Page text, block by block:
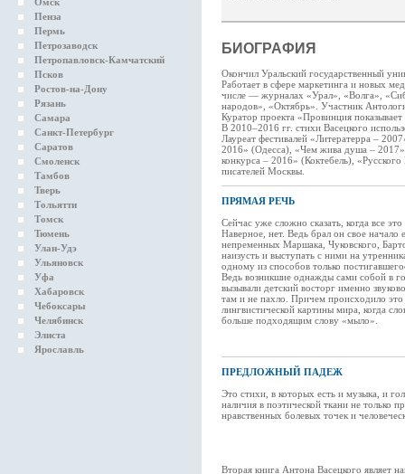
Пенза
Пермь
Петрозаводск
Петропавловск-Камчатский
Псков
Ростов-на-Дону
Рязань
Самара
Санкт-Петербург
Саратов
Смоленск
Тамбов
Тверь
Тольятти
Томск
Тюмень
Улан-Удэ
Ульяновск
Уфа
Хабаровск
Чебоксары
Челябинск
Элиста
Ярославль
БИОГРАФИЯ
Окончил Уральский государственный
Работает в сфере маркетинга и новых
числе — журналах «Урал», «Волга»,
народов», «Октябрь». Участник
Куратор проекта «Провинция
В 2010–2016 гг. стихи Васецкого
Лауреат фестивалей «Литератерра –
2016» (Одесса), «Чем жива душа –
конкурса – 2016» (Коктебель),
писателей Москвы.
ПРЯМАЯ РЕЧЬ
Сейчас уже сложно сказать, когда все
Наверное, нет. Ведь брал он свое начало
непременных Маршака, Чуковского,
наизусть и выступать с ними на
одному из способов только
Ведь возникшие однажды сами собой в
вызывали детский восторг именно
там и не пахло. Причем происходило
лингвистической картины мира, когда
больше подходящим слову «мыло».
ПРЕДЛОЖНЫЙ ПАДЕЖ
Это стихи, в которых есть и музыка, и
наличия в поэтической ткани не только
нравственных болевых точек и
Вторая книга Антона Васецкого являет